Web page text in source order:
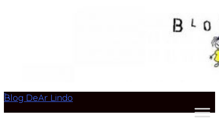
Blog DeAr Lindo